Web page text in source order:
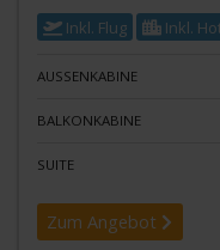
Inkl. Flug Inkl.
AUSSENKABINE
BALKONKABINE
SUITE
Zum Angebot